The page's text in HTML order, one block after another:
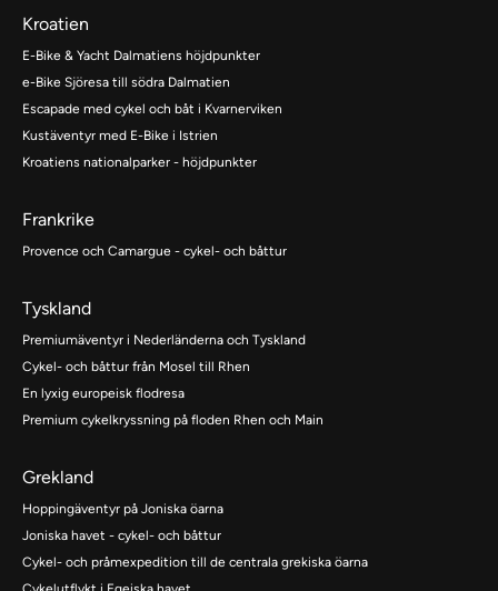
Kroatien
E-Bike & Yacht Dalmatiens höjdpunkter
e-Bike Sjöresa till södra Dalmatien
Escapade med cykel och båt i Kvarnerviken
Kustäventyr med E-Bike i Istrien
Kroatiens nationalparker - höjdpunkter
Frankrike
Provence och Camargue - cykel- och båttur
Tyskland
Premiumäventyr i Nederländerna och Tyskland
Cykel- och båttur från Mosel till Rhen
En lyxig europeisk flodresa
Premium cykelkryssning på floden Rhen och Main
Grekland
Hoppingäventyr på Joniska öarna
Joniska havet - cykel- och båttur
Cykel- och pråmexpedition till de centrala grekiska öarna